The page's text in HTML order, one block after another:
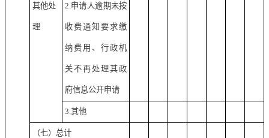
其他处
理
2.申请人逾期未按
收费通知要求缴
纳费用、行政机
关不再处理其政
府信息公开申请
3.其他
（七）总计